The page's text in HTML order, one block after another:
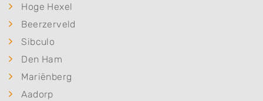
Hoge Hexel
Beerzerveld
Sibculo
Den Ham
Mariënberg
Aadorp